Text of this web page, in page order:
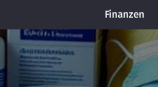
Finanzen